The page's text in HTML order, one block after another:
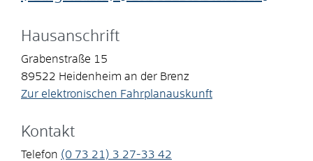
Hausanschrift
Grabenstraße 15
89522 Heidenheim an der Brenz
Zur elektronischen Fahrplanauskunft
Kontakt
Telefon (0 73 21) 3 27-33 42